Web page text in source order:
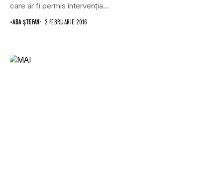
care ar fi permis intervenţia...
•ADA ȘTEFAN 2 FEBRUARIE 2016